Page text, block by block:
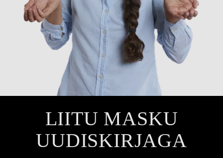
LIITU MASKU
UUDISKIRJAGA